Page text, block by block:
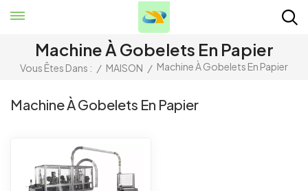
Machine À Gobelets En Papier
Vous Êtes Dans : / MAISON / Machine À Gobelets En Papier
Machine À Gobelets En Papier